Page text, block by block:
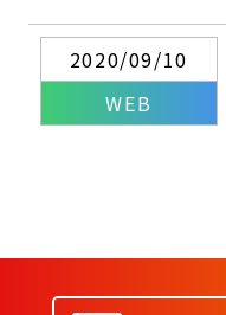
2020/09/10
WEB